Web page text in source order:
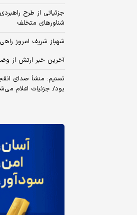
شناورهای متخلف
شهباز شریف امروز
آخرین خبر ارتش از وضعیت ۳ خلبان
تسنیم: منشأ صدای
بود/ جزئیات اعلام